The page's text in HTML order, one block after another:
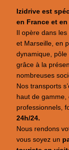
Izidrive est
en France et en
Il opère dans
et Marseille, en
dynamique, pôle
grâce à la
nombreuses
Nos transports
haut de gamme,
professionnels,
24h/24.
Nous rendons
vous soyez un